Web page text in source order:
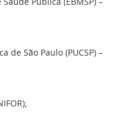
Pública (EBMSP) –
de São Paulo (PUCSP) –